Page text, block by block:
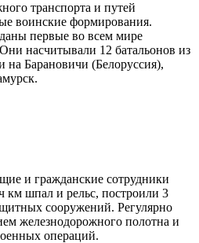
транспорта и путей
воинские формирования.
первые во всем мире
насчитывали 12 батальонов из
на Барановичи (Белоруссия),
и гражданские сотрудники
км шпал и рельс, построили 3
сооружений. Регулярно
железнодорожного полотна и
операций.